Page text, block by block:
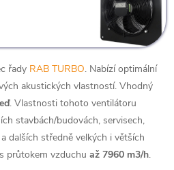
řady RAB TURBO. Nabízí optimální
akustických vlastností. Vhodný
. Vlastnosti tohoto ventilátoru
stavbách/budovách, servisech,
dalších středně velkých i větších
průtokem vzduchu až 7960 m3/h.